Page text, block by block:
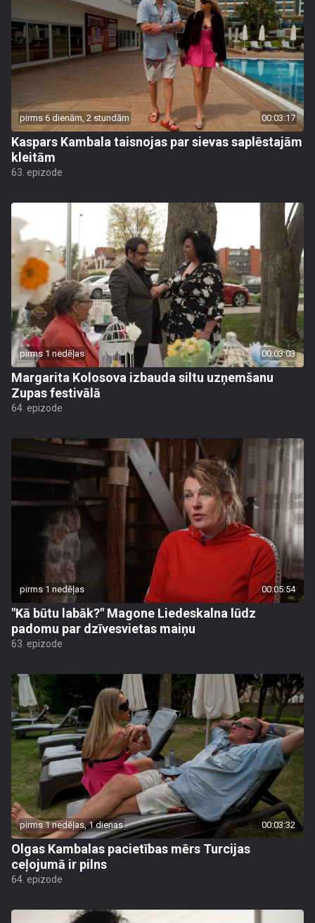
pirms 6 dienām, 2 stundām 00:03:17
Kaspars Kambala taisnojas par sievas saplēstajām
kleitām
63. epizode
pirms 1 nedēļas 00:03:03
Margarita Kolosova izbauda siltu uzņemšanu
Zupas festivālā
64. epizode
pirms 1 nedēļas 00:05:54
"Kā būtu labāk?" Magone Liedeskalna lūdz
padomu par dzīvesvietas maiņu
63. epizode
pirms 1 nedēļas, 1 dienas 00:03:32
Olgas Kambalas pacietības mērs Turcijas
ceļojumā ir pilns
64. epizode